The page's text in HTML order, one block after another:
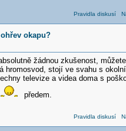
Pravidla diskusí
okapu?
žádnou zkušenost,
hromosvod, stojí ve svahu s
televize a videa doma s
předem.
Pravidla diskusí